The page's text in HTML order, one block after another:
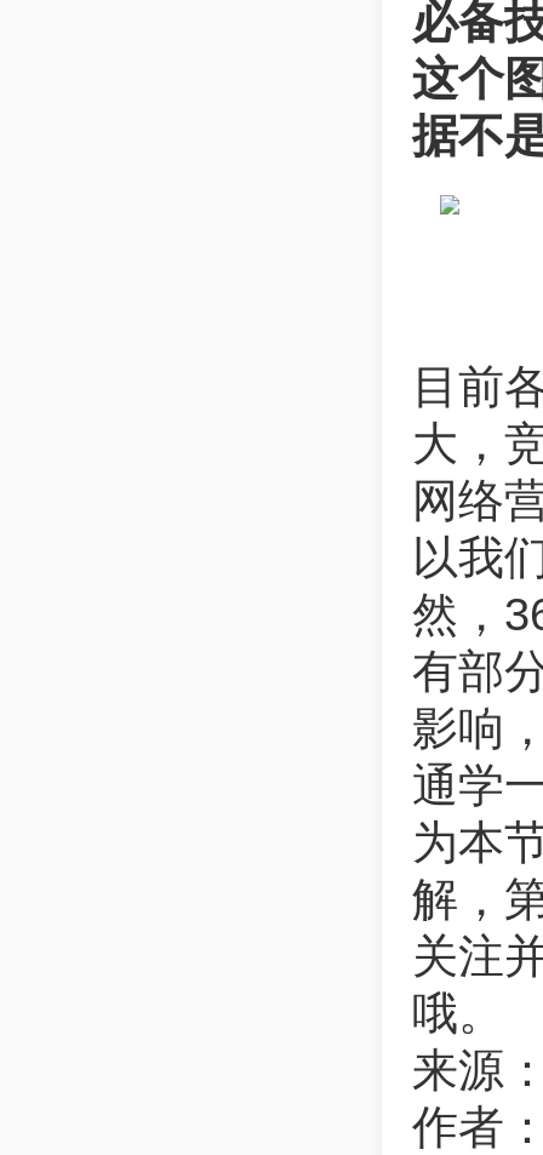
必备
这个
据不
目前
大，
网络
以我
然，
有部
影响
通学
为本
解，
关注
哦。
来源
作者